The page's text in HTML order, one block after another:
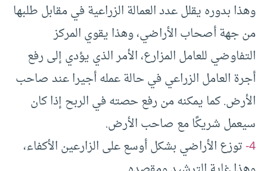
وهذا بدوره يقلل عدد العمالة الزراعية في مقابل طلبها
من جهة أصحاب الأراضي، وهذا يقوي المركز
التفاوضي للعامل المزارع، الأمر الذي يؤدي إلى رفع
أجرة العامل الزراعي في حالة عمله أجيرا عند صاحب
الأرض. كما يمكنه من رفع حصته في الربح إذا كان
سيعمل شريكًا مع صاحب الأرض.
4- توزع الأراضي بشكل أوسع على الزارعين الأكفاء،